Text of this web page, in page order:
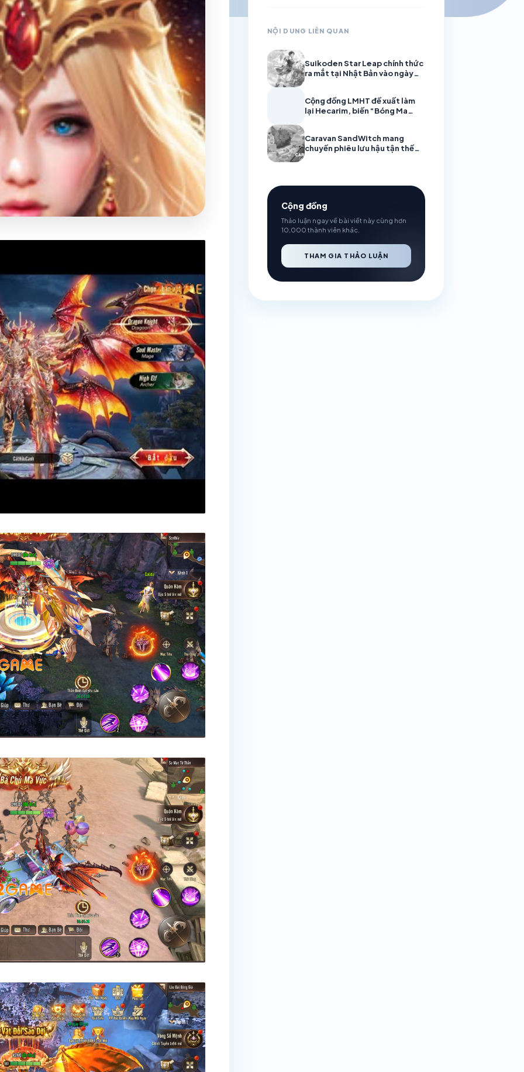
NỘI DUNG LIÊN QUAN
Suikoden Star Leap chính thức
ra mắt tại Nhật Bản vào ngày
Cộng đồng LMHT đề xuất làm
lại Hecarim, biến “Bóng Ma
Caravan SandWitch mang
chuyến phiêu lưu hậu tận thế
Cộng đồng
Thảo luận ngay về bài viết này cùng hơn
10,000 thành viên khác.
THAM GIA THẢO LUẬN